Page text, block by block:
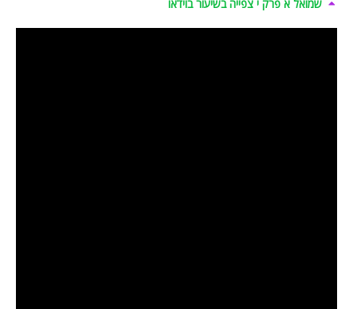
שמואל א פרק י צפייה בשיעור בוידאו